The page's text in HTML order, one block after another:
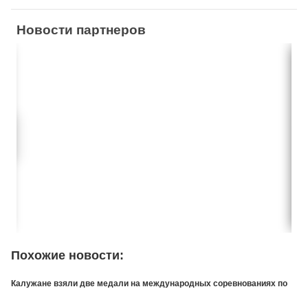
Новости партнеров
Похожие новости:
Калужане взяли две медали на международных соревнованиях по